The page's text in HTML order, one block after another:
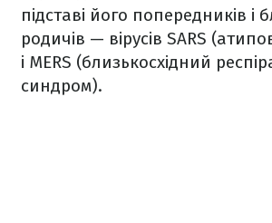
підставі його попередників і
родичів — вірусів SARS
і MERS (близькосхідний
синдром).